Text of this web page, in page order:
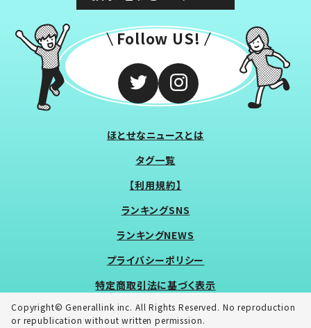
Follow US!
ほとせなニュースとは
タグ一覧
【利用規約】
ランキングSNS
ランキングNEWS
プライバシーポリシー
特定商取引法に基づく表示
Copyright© Generallink inc. All Rights Reserved. No reproduction
or republication without written permission.